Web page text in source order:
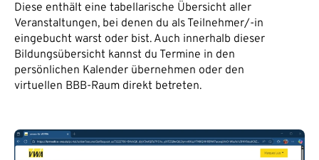
Diese enthält eine tabellarische Übersicht aller
Veranstaltungen, bei denen du als Teilnehmer/-in
eingebucht warst oder bist. Auch innerhalb dieser
Bildungsübersicht kannst du Termine in den
persönlichen Kalender übernehmen oder den
virtuellen BBB-Raum direkt betreten.